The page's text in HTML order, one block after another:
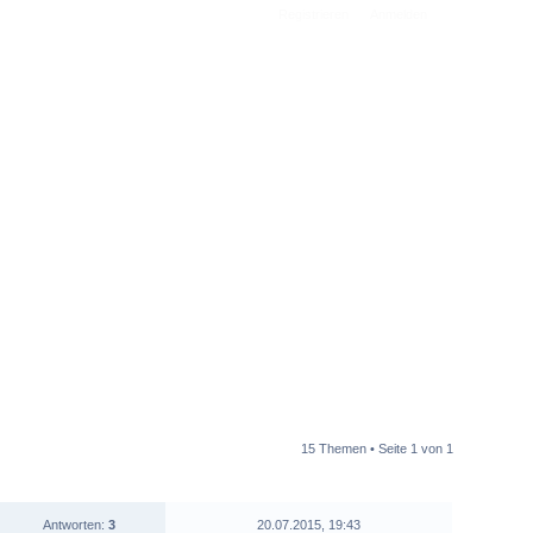
15 Themen • Seite 1 von 1
Antworten:3
20.07.2015, 19:43